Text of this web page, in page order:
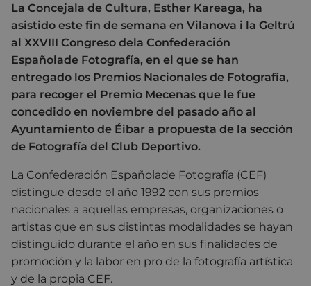
La Concejala de Cultura, Esther Kareaga, ha
asistido este fin de semana en Vilanova i la Geltrú
al XXVIII Congreso dela Confederación
Españolade Fotografía, en el que se han
entregado los Premios Nacionales de Fotografía,
para recoger el Premio Mecenas que le fue
concedido en noviembre del pasado año al
Ayuntamiento de Éibar a propuesta de la sección
de Fotografía del Club Deportivo.
La Confederación Españolade Fotografía (CEF)
distingue desde el año 1992 con sus premios
nacionales a aquellas empresas, organizaciones o
artistas que en sus distintas modalidades se hayan
distinguido durante el año en sus finalidades de
promoción y la labor en pro de la fotografía artística
y de la propia CEF.